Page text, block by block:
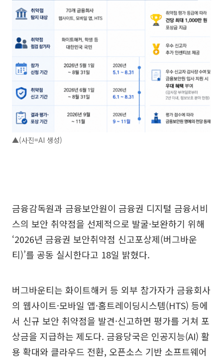
▲(사진=AI 생성)
금융감독원과 금융보안원이 금융권 디지털 금융서비
스의 보안 취약점을 선제적으로 발굴·보완하기 위해
‘2026년 금융권 보안취약점 신고포상제(버그바운
티)’를 공동 실시한다고 18일 밝혔다.
버그바운티는 화이트해커 등 외부 참가자가 금융회사
의 웹사이트·모바일 앱·홈트레이딩시스템(HTS) 등에
서 신규 보안 취약점을 발견·신고하면 평가를 거쳐 포
상금을 지급하는 제도다. 금융당국은 인공지능(AI) 활
용 확대와 클라우드 전환, 오픈소스 기반 소프트웨어